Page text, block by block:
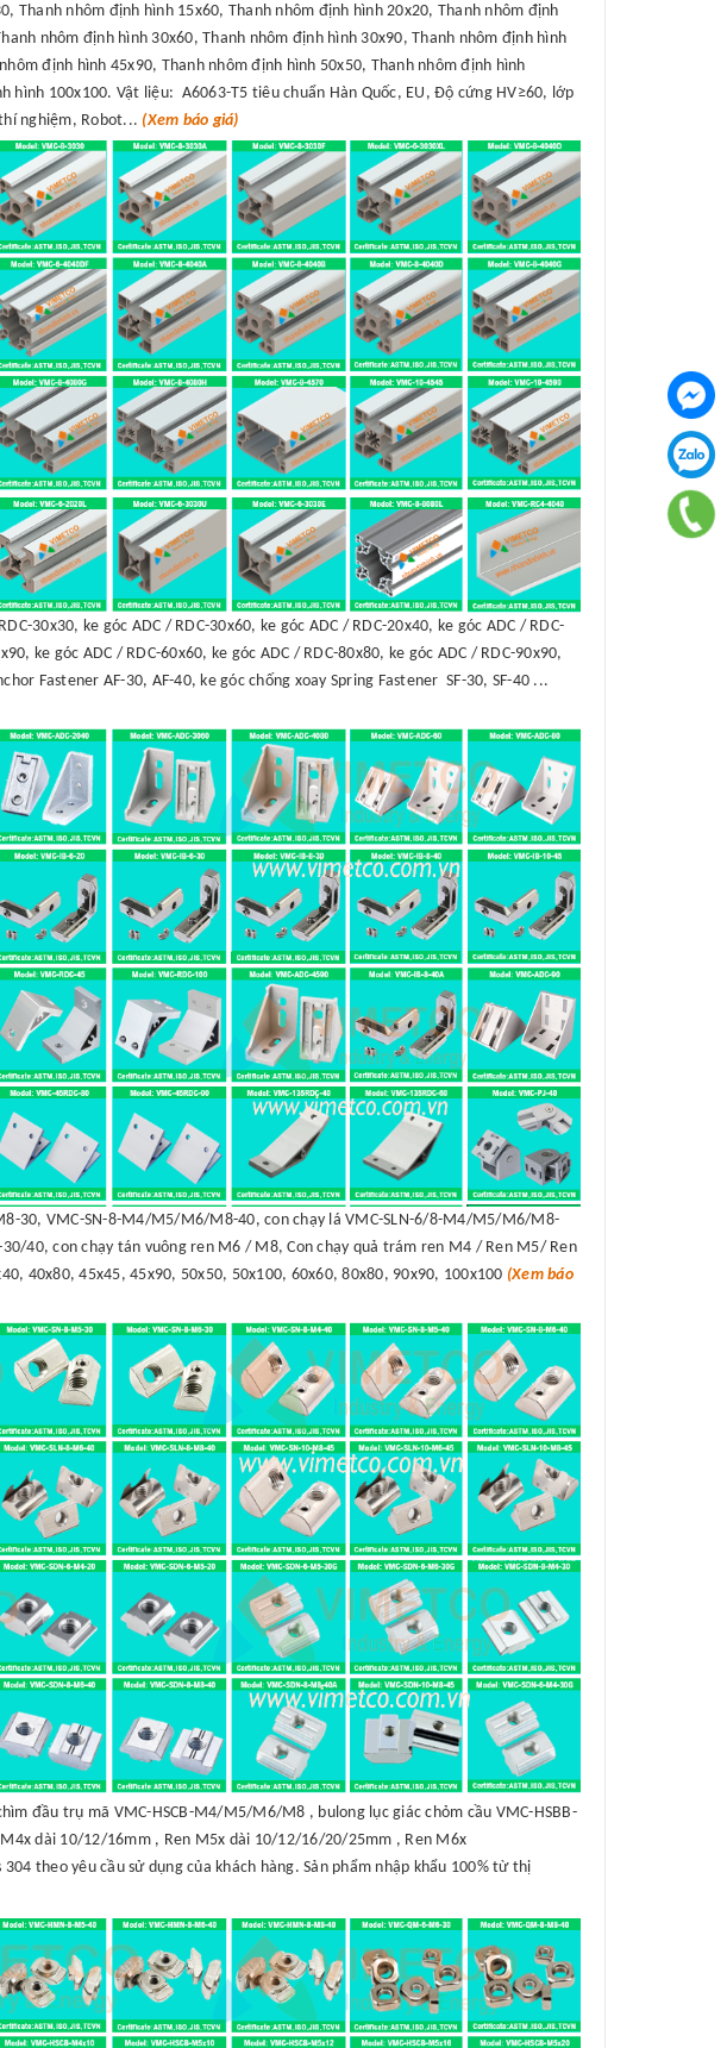
Thanh nhôm định hình 15x60, Thanh nhôm định hình 20x20, Thanh nhôm định
nhôm định hình 30x60, Thanh nhôm định hình 30x90, Thanh nhôm định hình
định hình 45x90, Thanh nhôm định hình 50x50, Thanh nhôm định hình
hình 100x100. Vật liệu: A6063-T5 tiêu chuẩn Hàn Quốc, EU, Độ cứng HV≥60, lớp
nghiệm, Robot... (Xem báo giá)
30x30, ke góc ADC / RDC-30x60, ke góc ADC / RDC-20x40, ke góc ADC / RDC-
ke góc ADC / RDC-60x60, ke góc ADC / RDC-80x80, ke góc ADC / RDC-90x90,
Fastener AF-30, AF-40, ke góc chống xoay Spring Fastener SF-30, SF-40 ...
30, VMC-SN-8-M4/M5/M6/M8-40, con chạy lá VMC-SLN-6/8-M4/M5/M6/M8-
40, con chạy tán vuông ren M6 / M8, Con chạy quả trám ren M4 / Ren M5/ Ren
40x80, 45x45, 45x90, 50x50, 50x100, 60x60, 80x80, 90x90, 100x100 (Xem báo
đầu trụ mã VMC-HSCB-M4/M5/M6/M8 , bulong lục giác chỏm cầu VMC-HSBB-
dài 10/12/16mm , Ren M5x dài 10/12/16/20/25mm , Ren M6x
theo yêu cầu sử dụng của khách hàng. Sản phẩm nhập khẩu 100% từ thị